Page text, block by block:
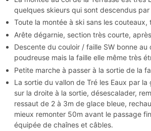
quelques skieurs qui sont descendus par
Toute la montée à ski sans les
Arête dégarnie, section très courte,
Descente du couloir / faille SW bonne
poudreuse mais la faille elle même très
Petite marche à passer à la sortie de la
La sortie du vallon de Tré les Eaux par
sur la droite à la sortie, désescalader,
ressaut de 2 à 3m de glace bleue,
mieux remonter 50m avant le passage
équipée de chaînes et câbles.